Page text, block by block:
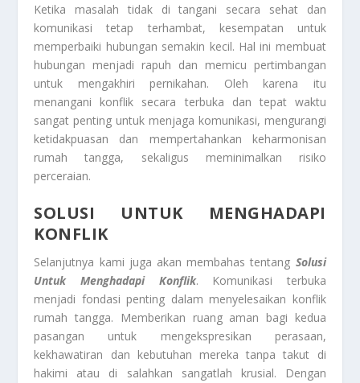
Ketika masalah tidak di tangani secara sehat dan
komunikasi tetap terhambat, kesempatan untuk
memperbaiki hubungan semakin kecil. Hal ini membuat
hubungan menjadi rapuh dan memicu pertimbangan
untuk mengakhiri pernikahan. Oleh karena itu
menangani konflik secara terbuka dan tepat waktu
sangat penting untuk menjaga komunikasi, mengurangi
ketidakpuasan dan mempertahankan keharmonisan
rumah tangga, sekaligus meminimalkan risiko
perceraian.
SOLUSI UNTUK MENGHADAPI
KONFLIK
Selanjutnya kami juga akan membahas tentang Solusi
Untuk Menghadapi Konflik. Komunikasi terbuka
menjadi fondasi penting dalam menyelesaikan konflik
rumah tangga. Memberikan ruang aman bagi kedua
pasangan untuk mengekspresikan perasaan,
kekhawatiran dan kebutuhan mereka tanpa takut di
hakimi atau di salahkan sangatlah krusial. Dengan